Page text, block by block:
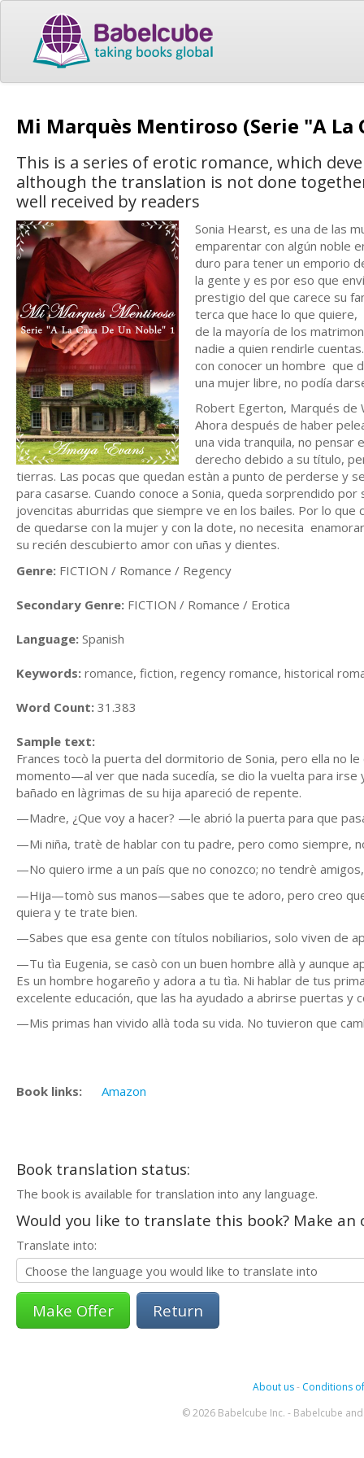
Mi Marquès Mentiroso (Serie "A La
This is a series of erotic romance, which
although the translation is not done
well received by readers
Sonia Hearst, es una de las
emparentar con algún noble
duro para tener un emporio
la gente y es por eso que
prestigio del que carece su
terca que hace lo que
de la mayoría de los
nadie a quien rendirle
con conocer un hombre que
una mujer libre, no podía
Robert Egerton, Marqués de
Ahora después de haber
una vida tranquila, no
derecho debido a su título,
tierras. Las pocas que quedan estàn a punto de perderse y
para casarse. Cuando conoce a Sonia, queda sorprendido
jovencitas aburridas que siempre ve en los bailes. Por lo
de quedarse con la mujer y con la dote, no necesita
su recién descubierto amor con uñas y dientes.
Genre: FICTION / Romance / Regency
Secondary Genre: FICTION / Romance / Erotica
Language: Spanish
Keywords: romance, fiction, regency romance, historical
Word Count: 31.383
Sample text:
Frances tocò la puerta del dormitorio de Sonia, pero ella no
momento—al ver que nada sucedía, se dio la vuelta para
bañado en làgrimas de su hija apareció de repente.
—Madre, ¿Que voy a hacer? —le abrió la puerta para que
—Mi niña, tratè de hablar con tu padre, pero como siempre,
—No quiero irme a un país que no conozco; no tendrè
—Hija—tomò sus manos—sabes que te adoro, pero creo
quiera y te trate bien.
—Sabes que esa gente con títulos nobiliarios, solo viven de
—Tu tìa Eugenia, se casò con un buen hombre allà y aunque
Es un hombre hogareño y adora a tu tìa. Ni hablar de tus
excelente educación, que las ha ayudado a abrirse puertas y
—Mis primas han vivido allà toda su vida. No tuvieron que
Book links: Amazon
Book translation status:
The book is available for translation into any language.
Would you like to translate this book? Make
Translate into:
Return
About us- Conditions
© 2026 Babelcube Inc. - Babelcube